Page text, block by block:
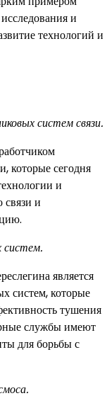
и
технологий и
систем связи.
которые сегодня
и
связи и
систем.
является
систем, которые
тушения
службы имеют
для борьбы с